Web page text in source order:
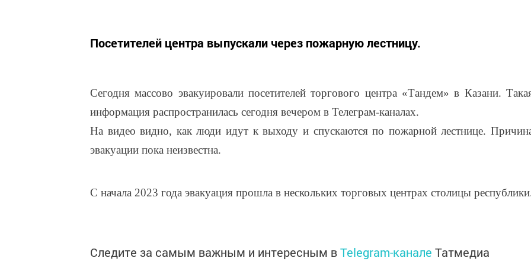
Посетителей центра выпускали через пожарную лестницу.
Сегодня массово эвакуировали посетителей торгового центра «Тандем» в Казани.
информация распространилась сегодня вечером в Телеграм-каналах.
На видео видно, как люди идут к выходу и спускаются по пожарной лестнице.
эвакуации пока неизвестна.
С начала 2023 года эвакуация прошла в нескольких торговых центрах столицы
Следите за самым важным и интересным вTelegram-канале Татмедиа